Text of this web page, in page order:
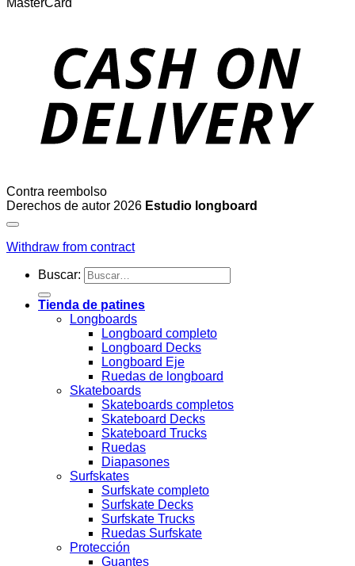
MasterCard
Contra reembolso
Derechos de autor 2026 Estudio longboard
Withdraw from contract
Buscar:
Tienda de patines
Longboards
Longboard completo
Longboard Decks
Longboard Eje
Ruedas de longboard
Skateboards
Skateboards completos
Skateboard Decks
Skateboard Trucks
Ruedas
Diapasones
Surfskates
Surfskate completo
Surfskate Decks
Surfskate Trucks
Ruedas Surfskate
Protección
Guantes